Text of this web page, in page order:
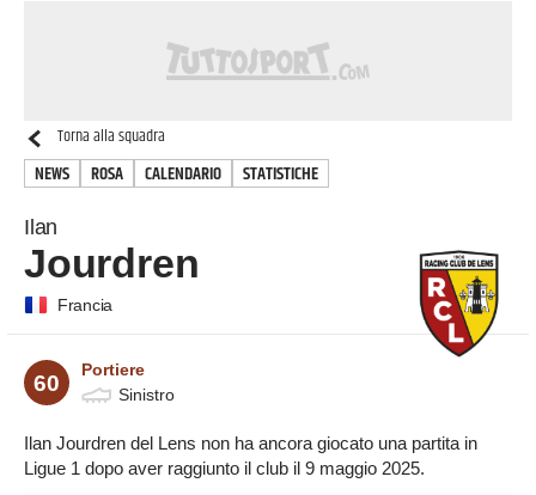
Torna alla squadra
NEWS ROSA CALENDARIO STATISTICHE
Ilan
Jourdren
Francia
60
Portiere
Sinistro
Ilan Jourdren del Lens non ha ancora giocato una partita in
Ligue 1 dopo aver raggiunto il club il 9 maggio 2025.